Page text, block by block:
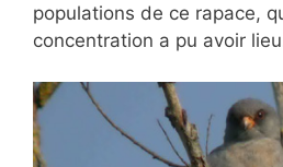
populations de ce rapace,
concentration a pu avoir